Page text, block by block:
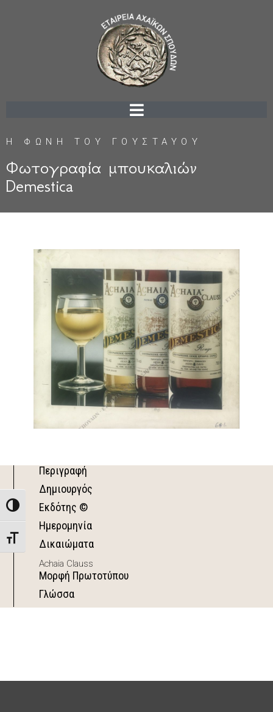
Toggle High Contrast
Toggle Font size
Η ΦΩΝΗ ΤΟΥ ΓΟΥΣΤΑΥΟΥ
Φωτογραφία μπουκαλιών
Demestica
Περιγραφή
Δημιουργός
Εκδότης ©
Ημερομηνία
Δικαιώματα
Achaia Clauss
Μορφή Πρωτοτύπου
Γλώσσα